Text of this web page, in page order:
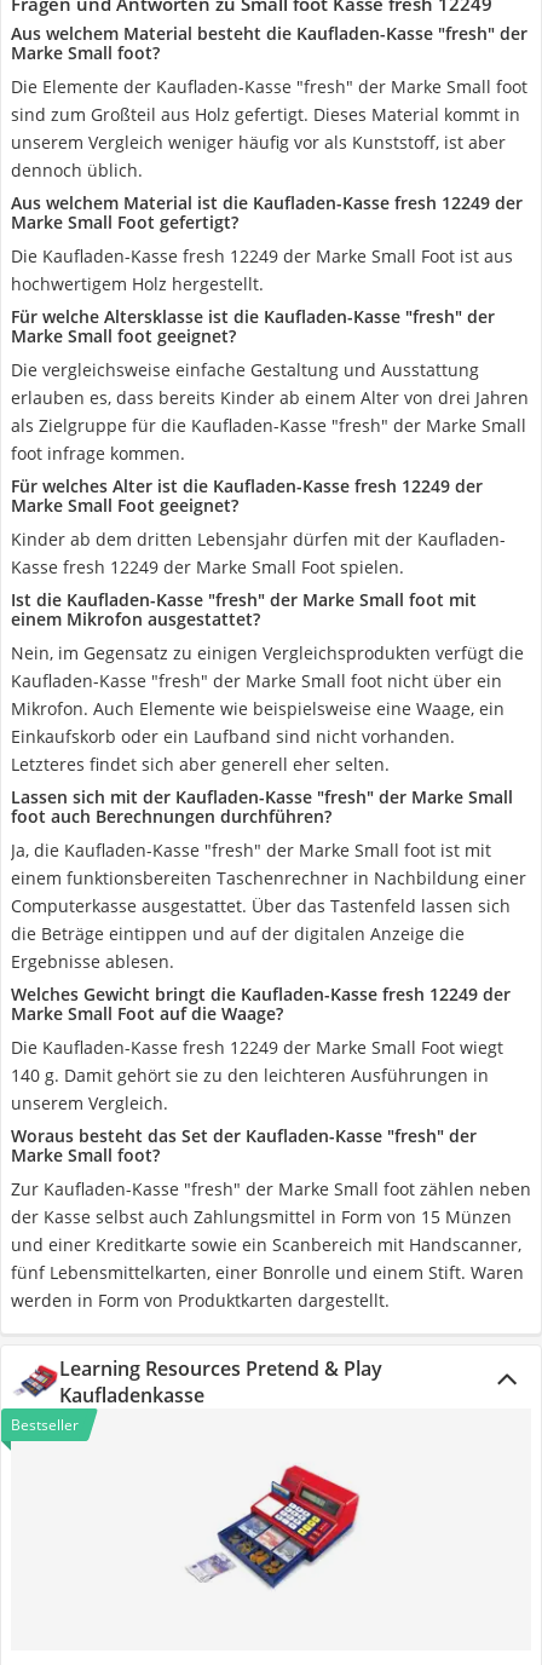
Aus welchem Material besteht die Kaufladen-Kasse "fresh" der
Marke Small foot?
Die Elemente der Kaufladen-Kasse "fresh" der Marke Small foot
sind zum Großteil aus Holz gefertigt. Dieses Material kommt in
unserem Vergleich weniger häufig vor als Kunststoff, ist aber
dennoch üblich.
Aus welchem Material ist die Kaufladen-Kasse fresh 12249 der
Marke Small Foot gefertigt?
Die Kaufladen-Kasse fresh 12249 der Marke Small Foot ist aus
hochwertigem Holz hergestellt.
Für welche Altersklasse ist die Kaufladen-Kasse "fresh" der
Marke Small foot geeignet?
Die vergleichsweise einfache Gestaltung und Ausstattung
erlauben es, dass bereits Kinder ab einem Alter von drei Jahren
als Zielgruppe für die Kaufladen-Kasse "fresh" der Marke Small
foot infrage kommen.
Für welches Alter ist die Kaufladen-Kasse fresh 12249 der
Marke Small Foot geeignet?
Kinder ab dem dritten Lebensjahr dürfen mit der Kaufladen-
Kasse fresh 12249 der Marke Small Foot spielen.
Ist die Kaufladen-Kasse "fresh" der Marke Small foot mit
einem Mikrofon ausgestattet?
Nein, im Gegensatz zu einigen Vergleichsprodukten verfügt die
Kaufladen-Kasse "fresh" der Marke Small foot nicht über ein
Mikrofon. Auch Elemente wie beispielsweise eine Waage, ein
Einkaufskorb oder ein Laufband sind nicht vorhanden.
Letzteres findet sich aber generell eher selten.
Lassen sich mit der Kaufladen-Kasse "fresh" der Marke Small
foot auch Berechnungen durchführen?
Ja, die Kaufladen-Kasse "fresh" der Marke Small foot ist mit
einem funktionsbereiten Taschenrechner in Nachbildung einer
Computerkasse ausgestattet. Über das Tastenfeld lassen sich
die Beträge eintippen und auf der digitalen Anzeige die
Ergebnisse ablesen.
Welches Gewicht bringt die Kaufladen-Kasse fresh 12249 der
Marke Small Foot auf die Waage?
Die Kaufladen-Kasse fresh 12249 der Marke Small Foot wiegt
140 g. Damit gehört sie zu den leichteren Ausführungen in
unserem Vergleich.
Woraus besteht das Set der Kaufladen-Kasse "fresh" der
Marke Small foot?
Zur Kaufladen-Kasse "fresh" der Marke Small foot zählen neben
der Kasse selbst auch Zahlungsmittel in Form von 15 Münzen
und einer Kreditkarte sowie ein Scanbereich mit Handscanner,
fünf Lebensmittelkarten, einer Bonrolle und einem Stift. Waren
werden in Form von Produktkarten dargestellt.
Learning Resources Pretend & Play
Kaufladenkasse
Bestseller